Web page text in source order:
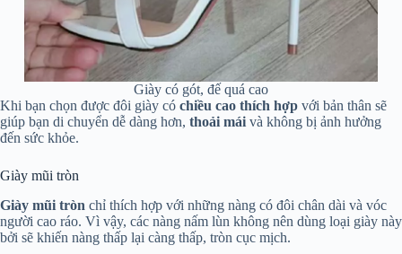
Giày có gót, đế quá cao
Khi bạn chọn được đôi giày có chiều cao thích hợp với bản thân sẽ
giúp bạn di chuyển dễ dàng hơn, thoải mái và không bị ảnh hưởng
đến sức khỏe.
Giày mũi tròn
Giày mũi tròn chỉ thích hợp với những nàng có đôi chân dài và vóc
người cao ráo. Vì vậy, các nàng nấm lùn không nên dùng loại giày này
bởi sẽ khiến nàng thấp lại càng thấp, tròn cục mịch.